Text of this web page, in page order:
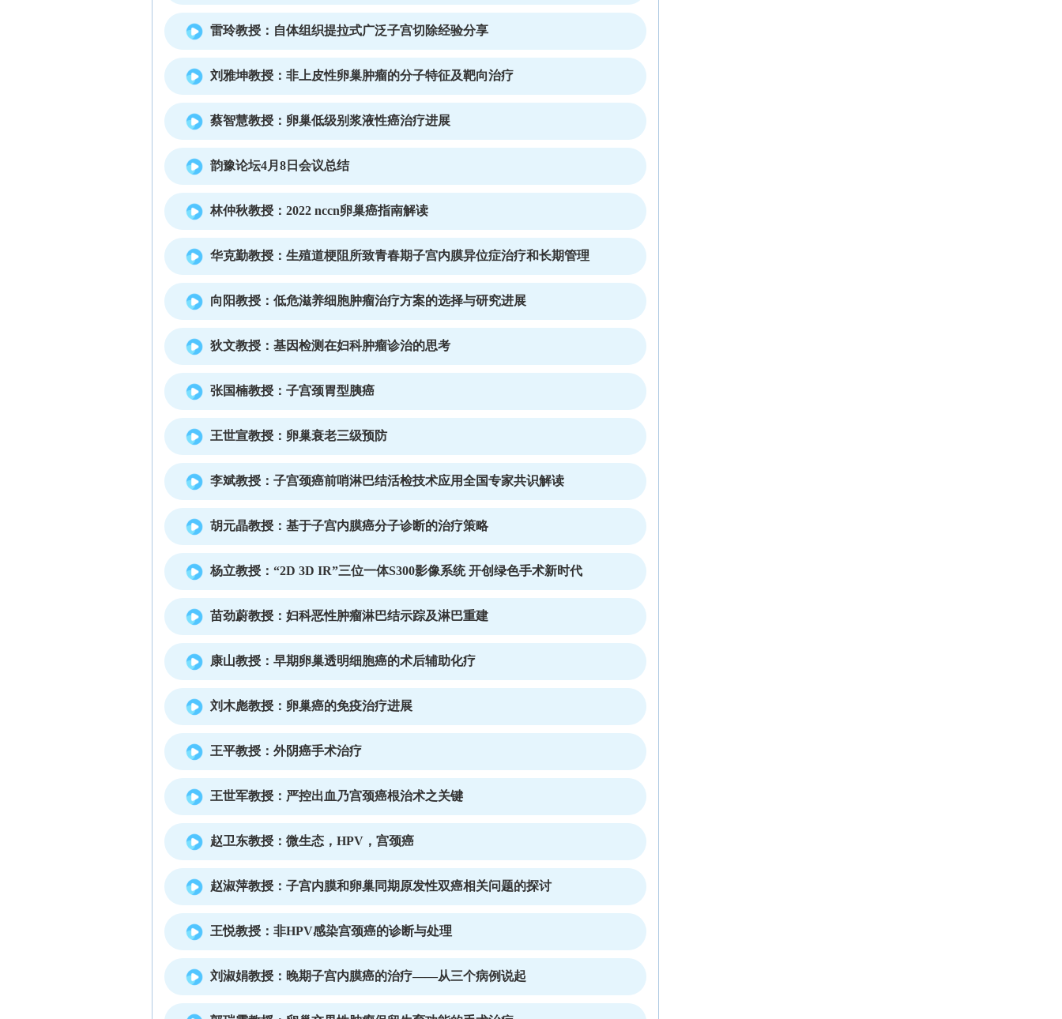
雷玲教授：自体组织提拉式广泛子宫切除经验分享
刘雅坤教授：非上皮性卵巢肿瘤的分子特征及靶向治疗
蔡智慧教授：卵巢低级别浆液性癌治疗进展
韵豫论坛4月8日会议总结
林仲秋教授：2022 nccn卵巢癌指南解读
华克勤教授：生殖道梗阻所致青春期子宫内膜异位症治疗和长期管理
向阳教授：低危滋养细胞肿瘤治疗方案的选择与研究进展
狄文教授：基因检测在妇科肿瘤诊治的思考
张国楠教授：子宫颈胃型胰癌
王世宣教授：卵巢衰老三级预防
李斌教授：子宫颈癌前哨淋巴结活检技术应用全国专家共识解读
胡元晶教授：基于子宫内膜癌分子诊断的治疗策略
杨立教授：“2D 3D IR”三位一体S300影像系统 开创绿色手术新时代
苗劲蔚教授：妇科恶性肿瘤淋巴结示踪及淋巴重建
康山教授：早期卵巢透明细胞癌的术后辅助化疗
刘木彪教授：卵巢癌的免疫治疗进展
王平教授：外阴癌手术治疗
王世军教授：严控出血乃宫颈癌根治术之关键
赵卫东教授：微生态，HPV，宫颈癌
赵淑萍教授：子宫内膜和卵巢同期原发性双癌相关问题的探讨
王悦教授：非HPV感染宫颈癌的诊断与处理
刘淑娟教授：晚期子宫内膜癌的治疗——从三个病例说起